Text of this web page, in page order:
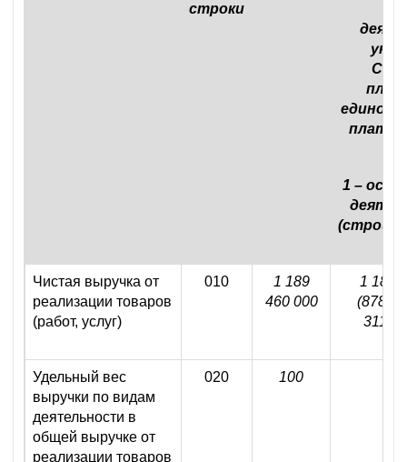
строки
единого
1 –
Чистая выручка от
реализации товаров
(работ, услуг)
010
1 189
460 000
1 189
(878
311
Удельный вес
выручки по видам
деятельности в
общей выручке от
реализации товаров
020 100